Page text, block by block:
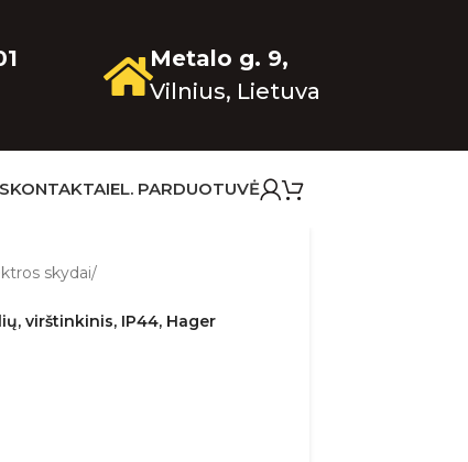
Metalo g. 9,
Vilnius, Lietuva
KONTAKTAIEL. PARDUOTUVĖ
skydai/
virštinkinis, IP44, Hager